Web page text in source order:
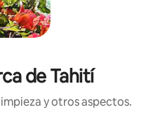
de Tahití
y otros aspectos.